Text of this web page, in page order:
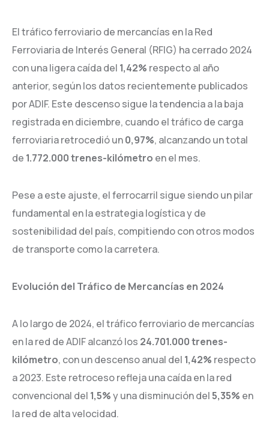
El tráfico ferroviario de mercancías en la Red
Ferroviaria de Interés General (RFIG) ha cerrado 2024
con una ligera caída del 1,42% respecto al año
anterior, según los datos recientemente publicados
por ADIF. Este descenso sigue la tendencia a la baja
registrada en diciembre, cuando el tráfico de carga
ferroviaria retrocedió un0,97%, alcanzando un total
de 1.772.000 trenes-kilómetro en el mes.
Pese a este ajuste, el ferrocarril sigue siendo un pilar
fundamental en la estrategia logística y de
sostenibilidad del país, compitiendo con otros modos
de transporte como la carretera.
Evolución del Tráfico de Mercancías en 2024
A lo largo de 2024, el tráfico ferroviario de mercancías
en la red de ADIF alcanzó los 24.701.000 trenes-
kilómetro, con un descenso anual del 1,42% respecto
a 2023. Este retroceso refleja una caída en la red
convencional del 1,5%y una disminución del5,35% en
la red de alta velocidad.